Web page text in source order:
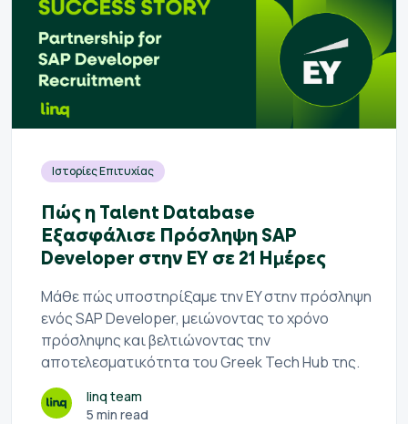
Ιστορίες Επιτυχίας
Πώς η Talent Database
Εξασφάλισε Πρόσληψη SAP
Developer στην EY σε 21 Ημέρες
Μάθε πώς υποστηρίξαμε την EY στην πρόσληψη
ενός SAP Developer, μειώνοντας το χρόνο
πρόσληψης και βελτιώνοντας την
αποτελεσματικότητα του Greek Tech Hub της.
linq team
5 min read